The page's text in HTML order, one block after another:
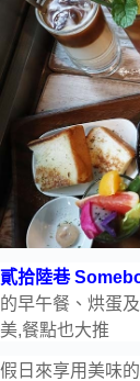
貳拾陸巷
的早午餐、烘蛋
美,餐點也大推
假日來享用美味